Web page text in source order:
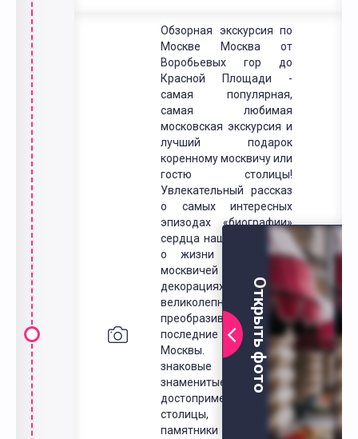
Обзорная экскурсия по
Москве Москва от
Воробьевых гор до
Красной Площади -
самая популярная,
самая любимая
московская экскурсия и
лучший подарок
коренному москвичу или
гостю столицы!
Увлекательный рассказ
о самых интересных
эпизодах «биографии»
сердца нашей Родины и
о жизни знаменитых
москвичей в волшебных
декорациях
великолепной,
преобразившейся за
последние десятилетия
Москвы. Самые
знаковые и самые
знаменитые
достопримечательности
столицы, интересные
памятники и
Открыть фото